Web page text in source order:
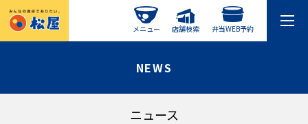
弁当WEB予約
店舗検索
メニュー
NEWS
ニュース